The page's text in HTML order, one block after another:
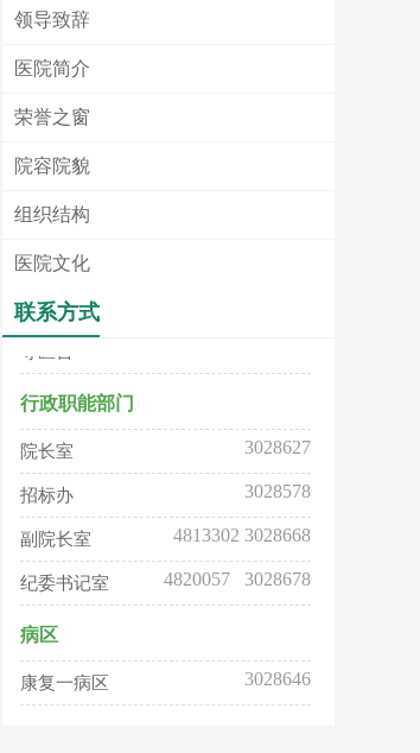
领导致辞
医院简介
荣誉之窗
院容院貌
组织结构
医院文化
联系方式
门诊
挂号室
导医台
行政职能部门
3028627
院长室
3028578
招标办
4813302 3028668
副院长室
4820057 3028678
纪委书记室
病区
3028646
康复一病区